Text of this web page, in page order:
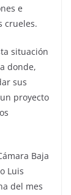
e
crueles.
situación
donde,
sus
proyecto
Baja
Luis
del mes